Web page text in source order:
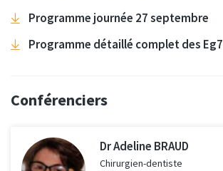
Programme journée 27 septembre
Programme détaillé complet des Eg7
Conférenciers
Dr Adeline BRAUD
Chirurgien-dentiste